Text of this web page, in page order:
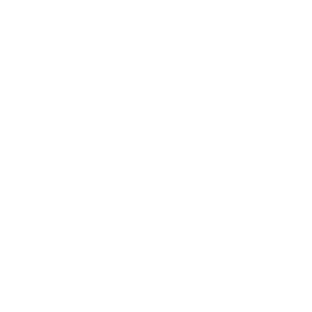
und Tiefe. Die Entspiegelung bewahrt die
Die Oysterclasp schließt präzise mit klar definiertem
nicht durch Abkürzungen, sondern durch akribische
bietet Clean Factory die Tiefe, Textur und